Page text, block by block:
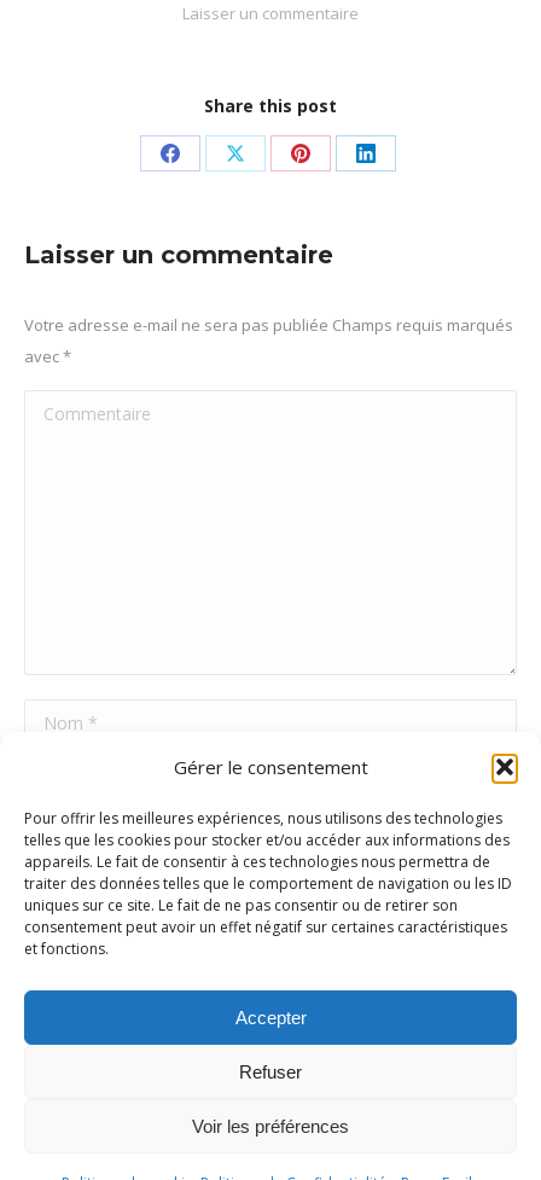
Gérer le consentement
Pour offrir les meilleures expériences, nous utilisons des technologies
telles que les cookies pour stocker et/ou accéder aux informations des
appareils. Le fait de consentir à ces technologies nous permettra de
traiter des données telles que le comportement de navigation ou les ID
uniques sur ce site. Le fait de ne pas consentir ou de retirer son
consentement peut avoir un effet négatif sur certaines caractéristiques
et fonctions.
Accepter
Refuser
Voir les préférences
Laisser un commentaire
Share this post
PartagerPartagerPartager
Pinterest
Partager
Laisser un commentaire
Votre adresse e-mail ne sera pas publiée Champs requis marqués
avec*
Commentaire
Nom *
Site Web
Poster commentaire